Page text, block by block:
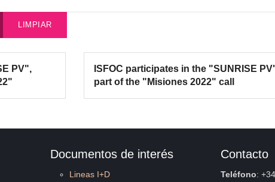
LIMPIAR
PV",
ISFOC participates in the "SUNRISE
part of the "Misiones 2022" call
Documentos de interés
Lineas I+D
Contacto
Teléfono: